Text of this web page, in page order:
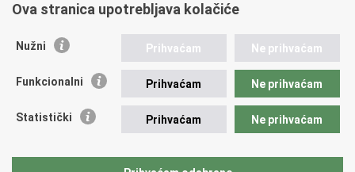
Pristup informacijama
Nepravilnosti
Javna nabava u MVEP-u
Nadzor rada i unutarnja revizija službe vanjskih poslova
Ova stranica upotrebljava kolačiće
Nužni Prihvaćam Ne prihvaćam
Funkcionalni Prihvaćam Ne prihvaćam
Statistički Prihvaćam Ne prihvaćam